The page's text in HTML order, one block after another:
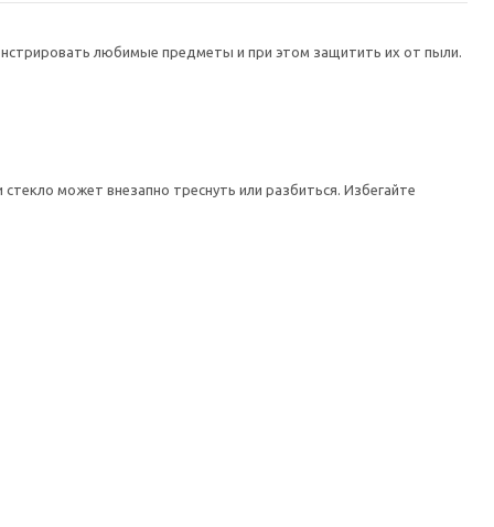
любимые предметы и при этом защитить их от пыли.
может внезапно треснуть или разбиться. Избегайте